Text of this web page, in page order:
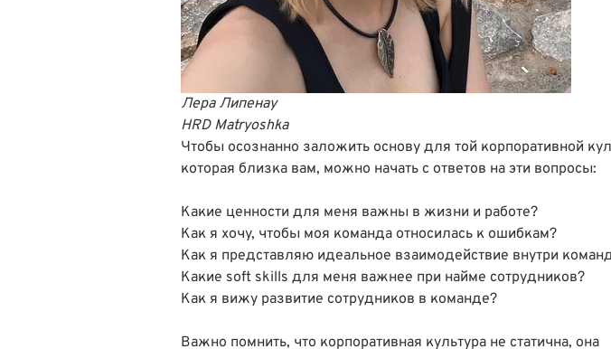
Лера Липенау
HRD Matryoshka
Чтобы осознанно заложить основу для той корпоративной
которая близка вам, можно начать с ответов на эти вопросы:
Какие ценности для меня важны в жизни и работе?
Как я хочу, чтобы моя команда относилась к ошибкам?
Как я представляю идеальное взаимодействие внутри
Какие soft skills для меня важнее при найме сотрудников?
Как я вижу развитие сотрудников в команде?
Важно помнить, что корпоративная культура не статична, она